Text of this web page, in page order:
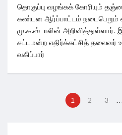
தொகுப்பு வழங்கக் கோரியும்
கண்டன ஆர்ப்பாட்டம் நடைபெறும்
மு.க.ஸ்டாலின் அறிவித்துள்ளார்.
சட்டமன்ற எதிர்க்கட்சித் தலைவர்
வகிப்பார்
1 2 3 …